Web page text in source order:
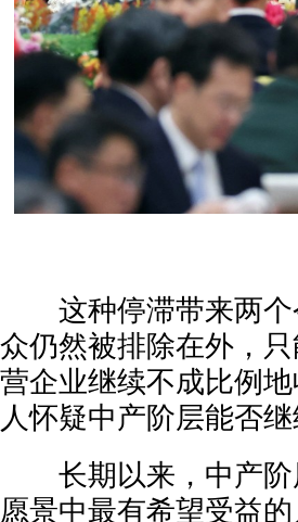
这种停滞带来两个
众仍然被排除在外，
营企业继续不成比例
人怀疑中产阶层能否继
长期以来，中产阶
愿景中最有希望受益的